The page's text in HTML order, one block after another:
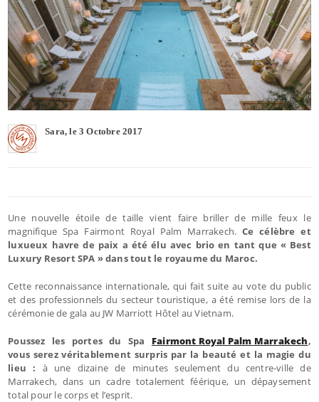
Sara, le 3 Octobre 2017
Une nouvelle étoile de taille vient faire briller de mille feux le
magnifique Spa Fairmont Royal Palm Marrakech. Ce célèbre et
luxueux havre de paix a été élu avec brio en tant que « Best
Luxury Resort SPA » dans tout le royaume du Maroc.
Cette reconnaissance internationale, qui fait suite au vote du public
et des professionnels du secteur touristique, a été remise lors de la
cérémonie de gala au JW Marriott Hôtel au Vietnam.
Poussez les portes du Spa Fairmont Royal Palm Marrakech,
vous serez véritablement surpris par la beauté et la magie du
lieu : à une dizaine de minutes seulement du centre-ville de
Marrakech, dans un cadre totalement féérique, un dépaysement
total pour le corps et l’esprit.